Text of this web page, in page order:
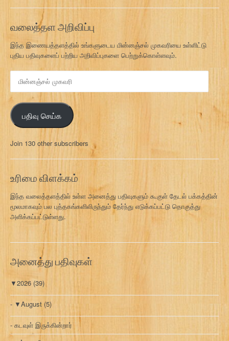
வலைத்தள அறிவிப்பு
இந்த இணையத்தளத்தில் உங்களுடைய மின்னஞ்சல் முகவரியை உள்ளிட்டு
புதிய பதிவுகளைப் பற்றிய அறிவிப்புகளை பெற்றுக்கொள்ளவும்.
ன
ஞ்
ச
ல்
க
வ
பதிவு செய்க
Join 130 other subscribers
உரிமை விளக்கம்
இந்த வலைத்தளத்தில் உள்ள அனைத்து பதிவுகளும் கூகுள் தேடல் பக்கத்தின்
மூலமாகவும் பல புத்தகங்களிலிருந்தும் தேர்ந்து எடுக்கப்பட்டு தொகுத்து
அளிக்கப்பட்டுள்ளது.
அனைத்து பதிவுகள்
▼2026 (39)
▼August (5)
கடவுள் இருக்கின்றார்